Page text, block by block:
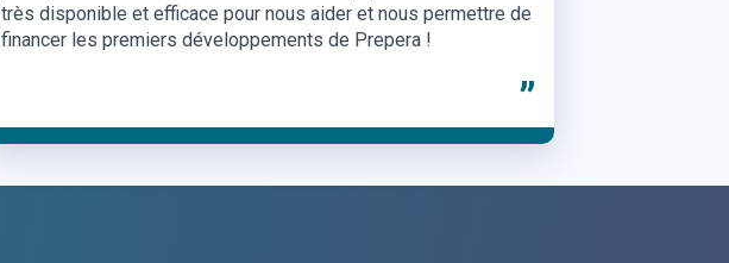
très disponible et efficace pour nous aider et nous permettre de
financer les premiers développements d'Infl8 !
”